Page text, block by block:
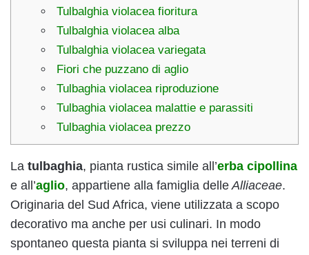
Tulbalghia violacea fioritura
Tulbalghia violacea alba
Tulbalghia violacea variegata
Fiori che puzzano di aglio
Tulbaghia violacea riproduzione
Tulbaghia violacea malattie e parassiti
Tulbaghia violacea prezzo
La tulbaghia, pianta rustica simile all’erba cipollina
e all’aglio, appartiene alla famiglia delleAlliaceae.
Originaria del Sud Africa, viene utilizzata a scopo
decorativo ma anche per usi culinari. In modo
spontaneo questa pianta si sviluppa nei terreni di